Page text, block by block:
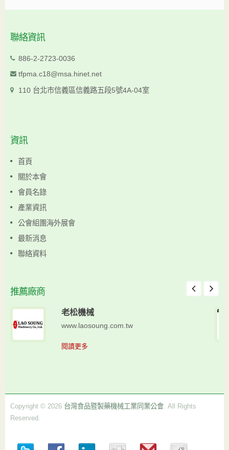
聯絡資訊
886-2-2723-0036
tfpma.c18@msa.hinet.net
110 台北市信義區信義路五段5號4A-04室
資訊
首頁
關於本會
會員名錄
產業資訊
公會組團海外展會
最新消息
聯絡資料
推薦廠商
老松機械
www.laosoung.com.tw
閱讀更多
Copyright © 2026 台灣食品暨製藥機械工業同業公會. All Rights
Reserved.